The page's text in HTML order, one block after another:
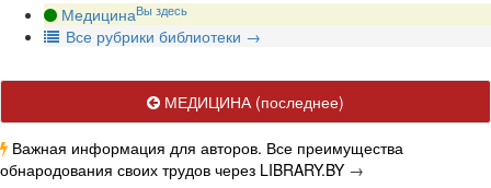
МедицинаВы здесь
Все рубрики библиотеки →
МЕДИЦИНА(последнее)
Важная информация для авторов. Все преимущества
обнародования своих трудов через LIBRARY.BY →